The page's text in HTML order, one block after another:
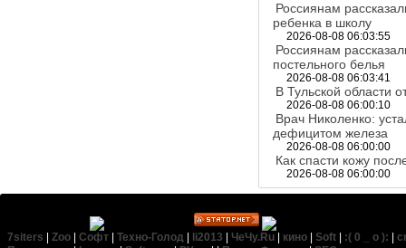
Россиянам
ребенка в школу
2026-08-08 06:03:55
Россиянам
постельного белья
2026-08-08 06:03:41
В Тульской области
2026-08-08 06:00:10
Врач Николенко:
дефицитом железа
2026-08-08 06:00:00
Как спасти кожу
2026-08-08 06:00:00
7siters Zoo Софт Техно-Голод li2013 ЧеЧу.Ru кино Soft :( 0 _ о ):